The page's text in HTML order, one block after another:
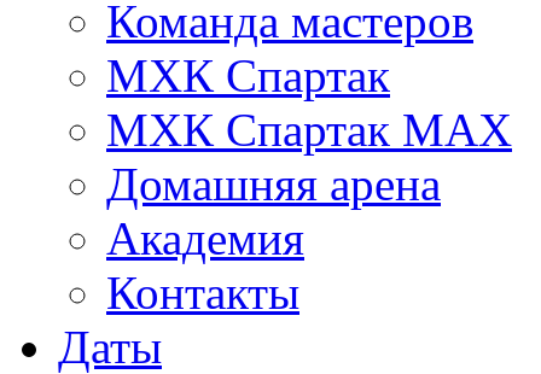
Команда мастеров
МХК Спартак
МХК Спартак МАХ
Домашняя арена
Академия
Контакты
Даты